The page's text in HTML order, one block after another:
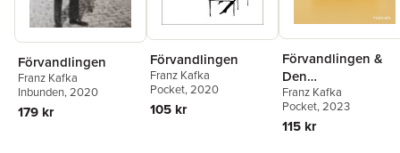
Förvandlingen
Franz Kafka
Inbunden, 2020
179 kr
Förvandlingen
Franz Kafka
Pocket, 2020
105 kr
Förvandlingen &
Den
sanningssökande
hunden
Franz Kafka
Pocket, 2023
115 kr